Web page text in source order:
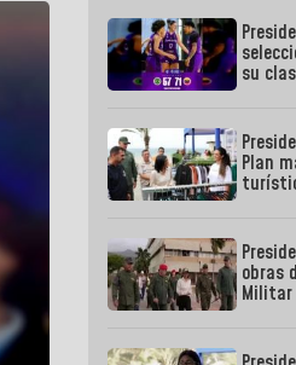
su
Plan
obras
Militar